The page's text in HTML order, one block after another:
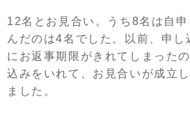
12名とお見合い。うち8名は自
んだのは4名でした。以前、申し
にお返事期限がきれてしまった
込みをいれて、お見合いが成立
ました。